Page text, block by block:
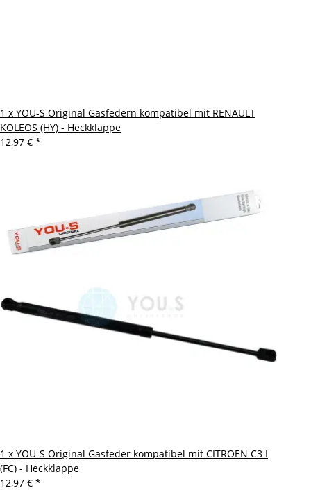
1 x YOU-S Original Gasfedern kompatibel mit RENAULT
KOLEOS (HY) - Heckklappe
12,97 € *
1 x YOU-S Original Gasfeder kompatibel mit CITROEN C3 I
(FC) - Heckklappe
12,97 € *